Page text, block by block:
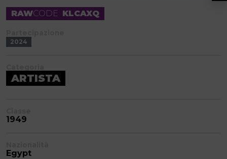
RAWCODE KLCAXQ
2024
ARTISTA
1949
Egypt